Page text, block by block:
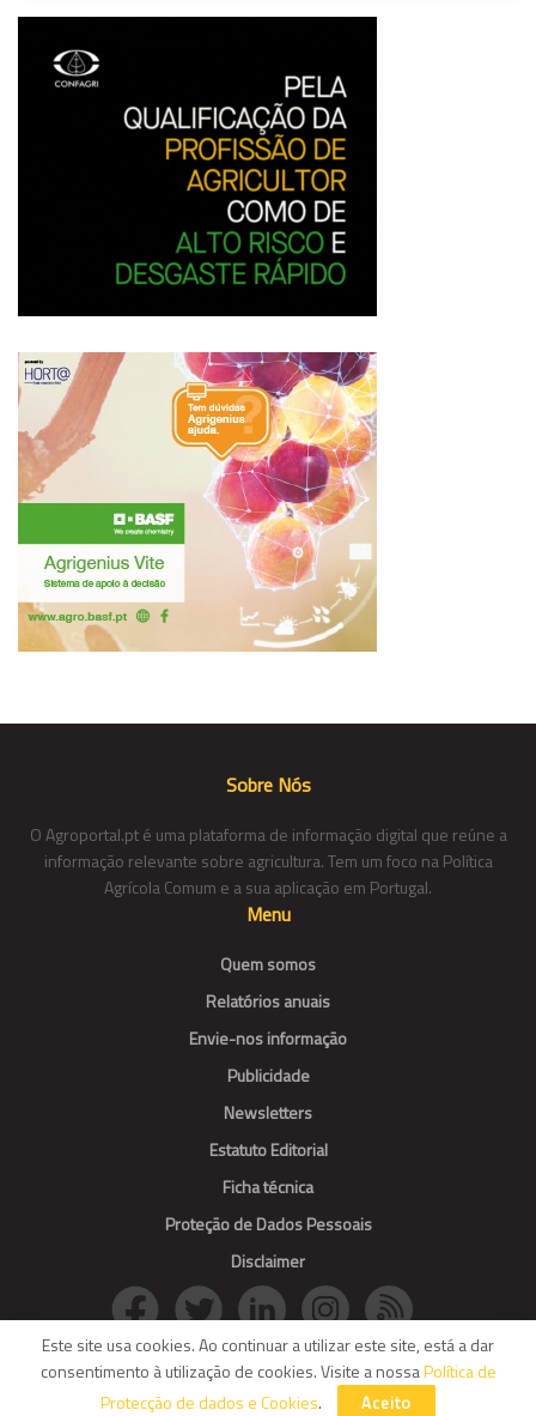
Sobre Nós
O Agroportal.pt é uma plataforma de informação digital que reúne a
informação relevante sobre agricultura. Tem um foco na Política
Agrícola Comum e a sua aplicação em Portugal.
Menu
Quem somos
Relatórios anuais
Envie-nos informação
Publicidade
Newsletters
Estatuto Editorial
Ficha técnica
Proteção de Dados Pessoais
Disclaimer
© Agroportal. All Rights reserved.
Este site usa cookies. Ao continuar a utilizar este site, está a dar
consentimento à utilização de cookies. Visite a nossaPolítica de
Protecção de dados e Cookies. Aceito